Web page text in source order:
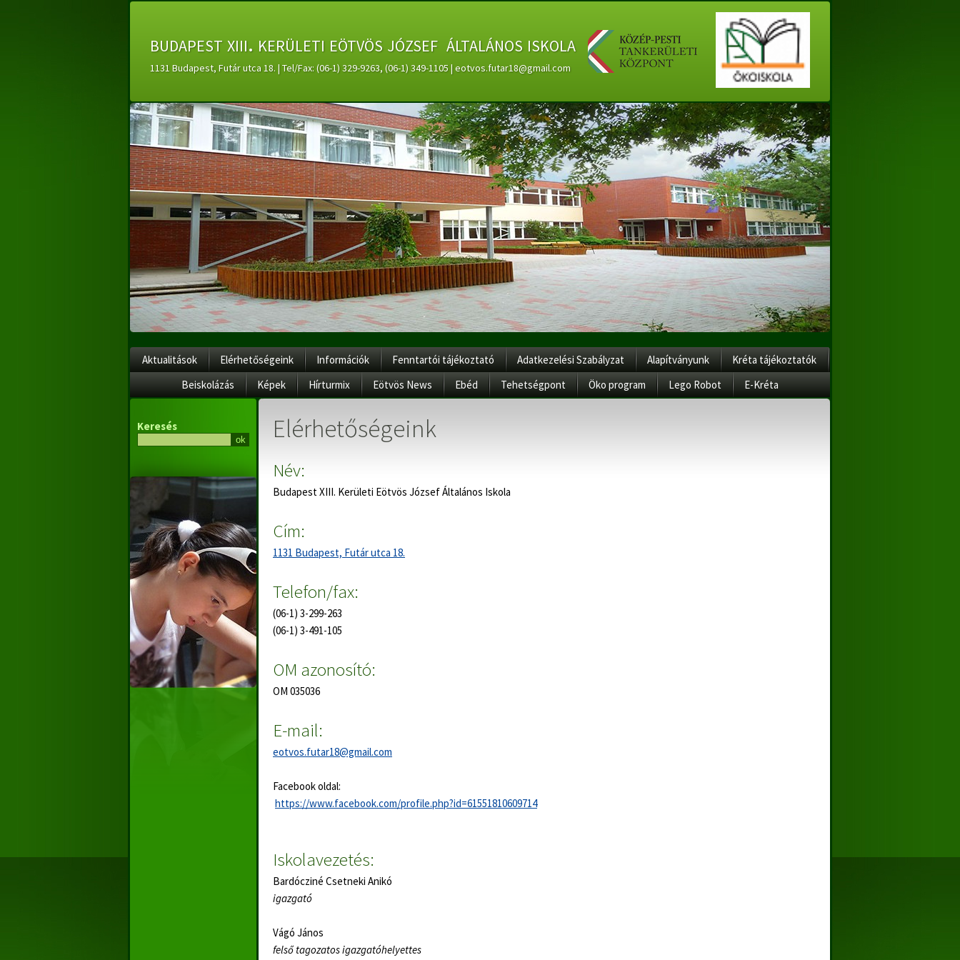
budapest xiii. kerületi eötvös józsef általános iskola
1131 Budapest, Futár utca 18. | Tel/Fax: (06-1) 329-9263, (06-1) 349-1105 | eotvos.futar18@gmail.com
Aktualitások Elérhetőségeink Információk Fenntartói tájékoztató Adatkezelési Szabályzat Alapítványunk
Kréta tájékoztatók
Beiskolázás
Képek Hírturmix Eötvös News Ebéd Tehetségpont Öko program Lego Robot E-Kréta
Keresés Elérhetőségeink
Név:
Budapest XIII. Kerületi Eötvös József Általános Iskola
Cím:
1131 Budapest, Futár utca 18.
Telefon/fax:
(06-1) 3-299-263
(06-1) 3-491-105
OM azonosító:
OM 035036
E-mail:
eotvos.futar18@gmail.com
Facebook oldal:
https://www.facebook.com/profile.php?id=61551810609714
Iskolavezetés:
Bardócziné Csetneki Anikó
igazgató
Vágó János
felső tagozatos igazgatóhelyettes